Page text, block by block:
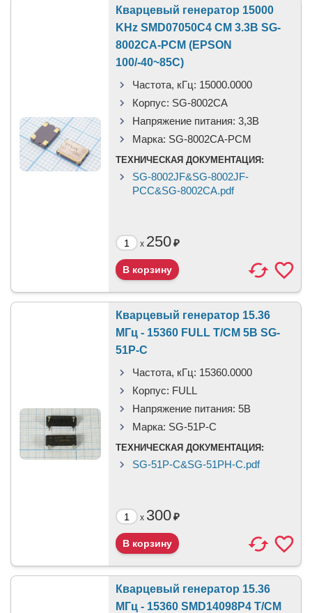
Кварцевый генератор 15000
KHz SMD07050C4 CM 3.3В SG-
8002CA-PCM (EPSON
100/-40~85C)
Частота, кГц: 15000.0000
Корпус: SG-8002CA
Напряжение питания: 3,3B
Марка: SG-8002CA-PCM
ТЕХНИЧЕСКАЯ ДОКУМЕНТАЦИЯ:
SG-8002JF&SG-8002JF-
PCC&SG-8002CA.pdf
x 250₽
Кварцевый генератор 15.36
МГц - 15360 FULL T/CM 5В SG-
51P-C
Частота, кГц: 15360.0000
Корпус: FULL
Напряжение питания: 5В
Марка: SG-51P-C
ТЕХНИЧЕСКАЯ ДОКУМЕНТАЦИЯ:
SG-51P-C&SG-51PH-C.pdf
x 300₽
Кварцевый генератор 15.36
МГц - 15360 SMD14098P4 T/CM